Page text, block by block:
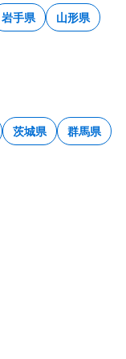
岩手県 山形県
茨城県 群馬県